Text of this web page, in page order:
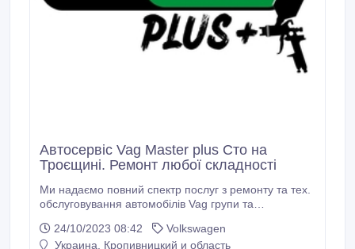
Автосервіс Vag Master plus Сто на
Троєщині. Ремонт любої складності
Ми надаємо повний спектр послуг з ремонту та тех.
обслуговування автомобілів Vag групи та
запчастинами та якісними замінниками наш
24/10/2023 08:42
Volkswagen
Украина, Кропивницкий и область